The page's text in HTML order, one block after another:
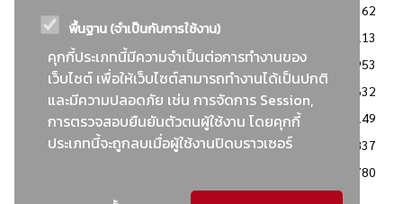
พื้นฐาน (จำเป็นกับการใช้งาน)
คุกกี้ประเภทนี้มีความจำเป็นต่อการทำงานของ
เว็บไซต์ เพื่อให้เว็บไซต์สามารถทำงานได้เป็นปกติ
และมีความปลอดภัย เช่น การจัดการ Session,
การตรวจสอบยืนยันตัวตนผู้ใช้งาน โดยคุกกี้
ประเภทนี้จะถูกลบเมื่อผู้ใช้งานปิดบราวเซอร์
2362
: วิธีเฉพาะเจาะจง
2113
ข่าวสาร/ประกาศ
1953
: เอกสารส่งเสริมความโปร่งใสในการจัดซื้อจัดจ้าง
1632
ข่าวสารจัดซื้อจัดจ้าง
1149
: แผนการจัดซื้อจัดจ้าง
837
780